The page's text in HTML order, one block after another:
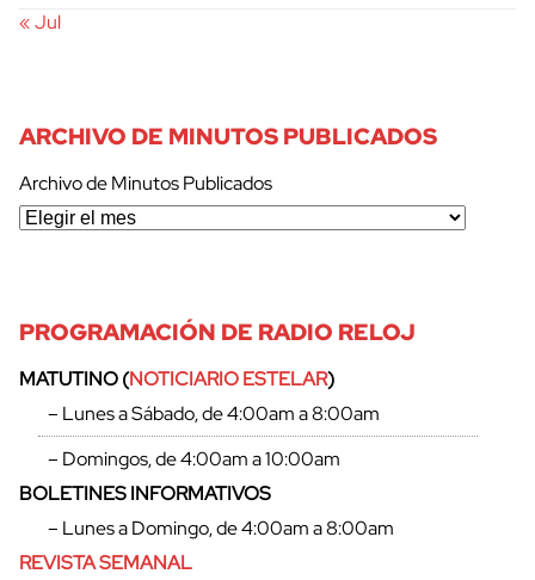
cerrar
« Jul
ARCHIVO DE MINUTOS PUBLICADOS
Archivo de Minutos Publicados
PROGRAMACIÓN DE RADIO RELOJ
MATUTINO (NOTICIARIO ESTELAR)
– Lunes a Sábado, de 4:00am a 8:00am
– Domingos, de 4:00am a 10:00am
BOLETINES INFORMATIVOS
– Lunes a Domingo, de 4:00am a 8:00am
REVISTA SEMANAL